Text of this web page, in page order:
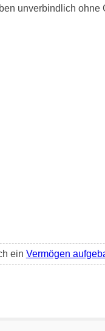
unverbindlich ohne
ein Vermögen